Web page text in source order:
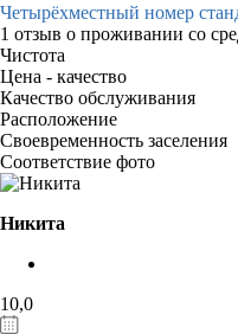
Четырёхместный номер
1 отзыв о проживании со
Чистота
Цена - качество
Качество обслуживания
Расположение
Своевременность заселения
Соответствие фото
Никита
10,0